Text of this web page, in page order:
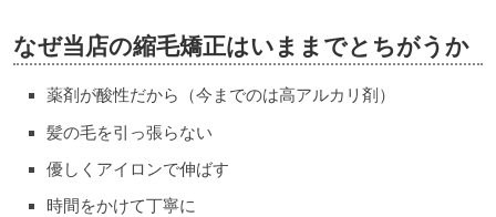
なぜ当店の縮毛矯正はいままでとちがうか
薬剤が酸性だから（今までのは高アルカリ剤）
髪の毛を引っ張らない
優しくアイロンで伸ばす
時間をかけて丁寧に